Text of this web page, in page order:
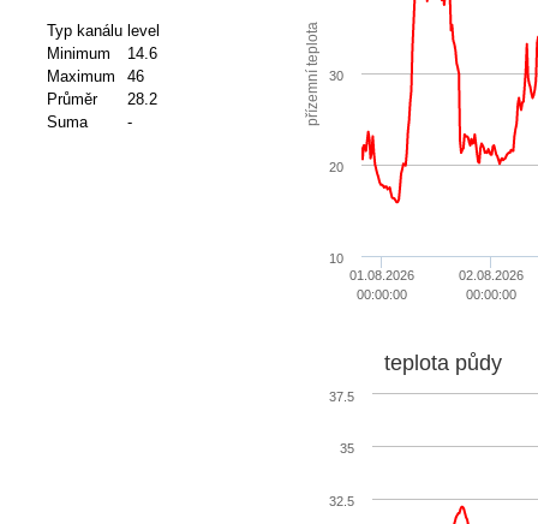
Typ kanálu level
Minimum
14.6
Maximum
46
Průměr
28.2
Suma
- přízemní teplota
01.08.2026
00:00:00
02.08.2026
00:00:00
10
20
30
teplota půdy
32.5
35
37.5